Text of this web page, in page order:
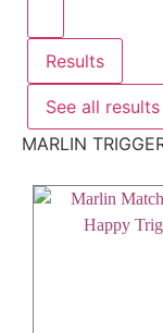
Results
See all results
MARLIN